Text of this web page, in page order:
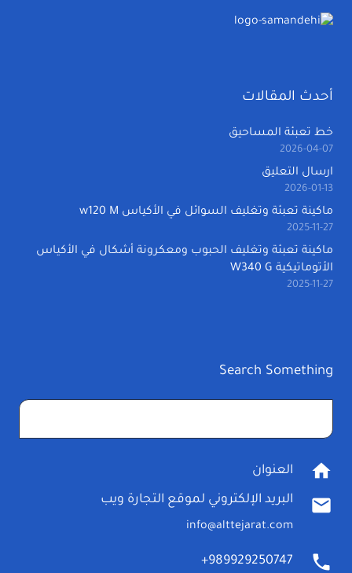
أحدث المقالات
خط تعبئة المساحيق
2026-04-07
ارسال التعليق
2026-01-13
ماكينة تعبئة وتغليف السوائل في الأكياس w120 M
2025-11-27
ماكينة تعبئة وتغليف الحبوب ومعكرونة أشكال في الأكياس
الأتوماتيكية W340 G
2025-11-27
Search Something
عن:
home العنوان
mail البريد الإلكتروني لموقع التجارة ويب
info@alttejarat.com
phone
989929250747+